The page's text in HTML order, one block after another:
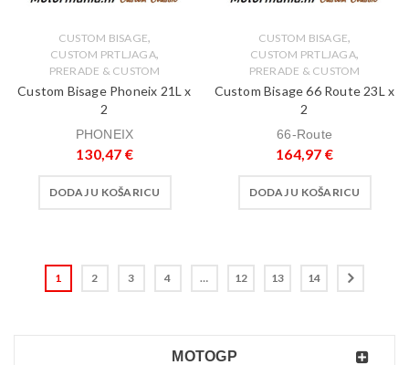
MOTOGP
CUSTOM BISAGE,
CUSTOM PRTLJAGA,
PRERADE & CUSTOM
Custom Bisage Phoneix 21L x
2
PHONEIX
130,47 €
DODAJ U KOŠARICU
CUSTOM BISAGE,
CUSTOM PRTLJAGA,
PRERADE & CUSTOM
Custom Bisage 66 Route 23L x
2
66-Route
164,97 €
DODAJ U KOŠARICU
1 2 3 4 … 12 13 14